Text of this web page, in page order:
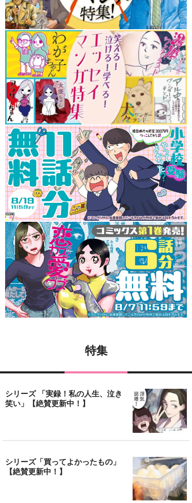
特集
シリーズ 「実録！私の人生、泣き
笑い」【絶賛更新中！】
シリーズ「買ってよかったもの」
【絶賛更新中！】